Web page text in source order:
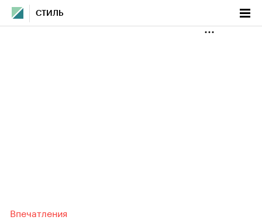
СТИЛЬ
Впечатления